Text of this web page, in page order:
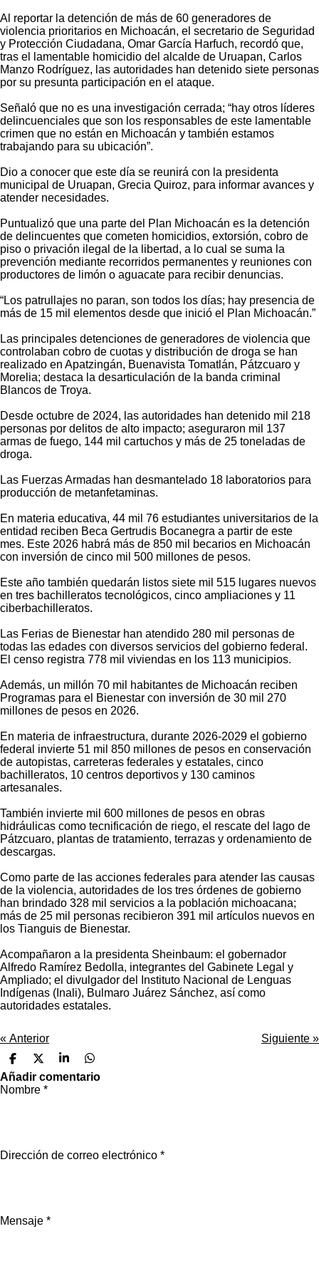
Al reportar la detención de más de 60 generadores de
violencia prioritarios en Michoacán, el secretario de Seguridad
y Protección Ciudadana, Omar García Harfuch, recordó que,
tras el lamentable homicidio del alcalde de Uruapan, Carlos
Manzo Rodríguez, las autoridades han detenido siete personas
por su presunta participación en el ataque.
Señaló que no es una investigación cerrada; “hay otros líderes
delincuenciales que son los responsables de este lamentable
crimen que no están en Michoacán y también estamos
trabajando para su ubicación”.
Dio a conocer que este día se reunirá con la presidenta
municipal de Uruapan, Grecia Quiroz, para informar avances y
atender necesidades.
Puntualizó que una parte del Plan Michoacán es la detención
de delincuentes que cometen homicidios, extorsión, cobro de
piso o privación ilegal de la libertad, a lo cual se suma la
prevención mediante recorridos permanentes y reuniones con
productores de limón o aguacate para recibir denuncias.
“Los patrullajes no paran, son todos los días; hay presencia de
más de 15 mil elementos desde que inició el Plan Michoacán.”
Las principales detenciones de generadores de violencia que
controlaban cobro de cuotas y distribución de droga se han
realizado en Apatzingán, Buenavista Tomatlán, Pátzcuaro y
Morelia; destaca la desarticulación de la banda criminal
Blancos de Troya.
Desde octubre de 2024, las autoridades han detenido mil 218
personas por delitos de alto impacto; aseguraron mil 137
armas de fuego, 144 mil cartuchos y más de 25 toneladas de
droga.
Las Fuerzas Armadas han desmantelado 18 laboratorios para
producción de metanfetaminas.
En materia educativa, 44 mil 76 estudiantes universitarios de la
entidad reciben Beca Gertrudis Bocanegra a partir de este
mes. Este 2026 habrá más de 850 mil becarios en Michoacán
con inversión de cinco mil 500 millones de pesos.
Este año también quedarán listos siete mil 515 lugares nuevos
en tres bachilleratos tecnológicos, cinco ampliaciones y 11
ciberbachilleratos.
Las Ferias de Bienestar han atendido 280 mil personas de
todas las edades con diversos servicios del gobierno federal.
El censo registra 778 mil viviendas en los 113 municipios.
Además, un millón 70 mil habitantes de Michoacán reciben
Programas para el Bienestar con inversión de 30 mil 270
millones de pesos en 2026.
En materia de infraestructura, durante 2026-2029 el gobierno
federal invierte 51 mil 850 millones de pesos en conservación
de autopistas, carreteras federales y estatales, cinco
bachilleratos, 10 centros deportivos y 130 caminos
artesanales.
También invierte mil 600 millones de pesos en obras
hidráulicas como tecnificación de riego, el rescate del lago de
Pátzcuaro, plantas de tratamiento, terrazas y ordenamiento de
descargas.
Como parte de las acciones federales para atender las causas
de la violencia, autoridades de los tres órdenes de gobierno
han brindado 328 mil servicios a la población michoacana;
más de 25 mil personas recibieron 391 mil artículos nuevos en
los Tianguis de Bienestar.
Acompañaron a la presidenta Sheinbaum: el gobernador
Alfredo Ramírez Bedolla, integrantes del Gabinete Legal y
Ampliado; el divulgador del Instituto Nacional de Lenguas
Indígenas (Inali), Bulmaro Juárez Sánchez, así como
autoridades estatales.
« Anterior Siguiente »
C
o
m
p
r
C
o
m
p
r
C
o
r
C
o
r
Añadir comentario
Nombre *
Dirección de correo electrónico *
Mensaje *